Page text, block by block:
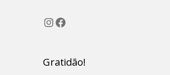
Instagram
Facebook
Gratidão!